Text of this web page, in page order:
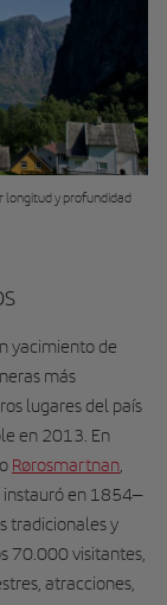
longitud y profundidad
yacimiento de
más
lugares del país
en 2013. En
Rørosmartnan,
instauró en 1854–
tradicionales y
70.000 visitantes,
atracciones,